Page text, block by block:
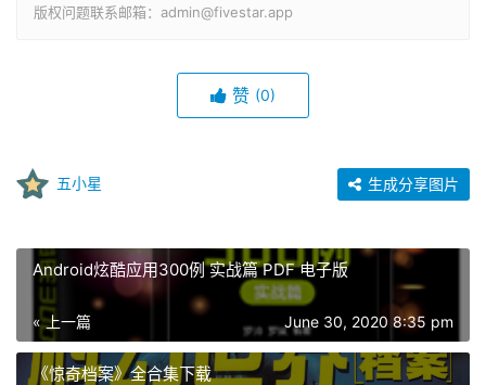
版权问题联系邮箱：admin@fivestar.app
赞 (0)
五小星 生成分享图片
Android炫酷应用300例 实战篇 PDF 电子版
« 上一篇 June 30, 2020 8:35 pm
《惊奇档案》全合集下载